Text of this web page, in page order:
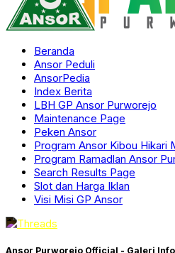
Beranda
Ansor Peduli
AnsorPedia
Index Berita
LBH GP Ansor Purworejo
Maintenance Page
Peken Ansor
Program Ansor Kibou Hikari
Program Ramadlan Ansor
Search Results Page
Slot dan Harga Iklan
Visi Misi GP Ansor
Ansor Purworejo Official - Galeri